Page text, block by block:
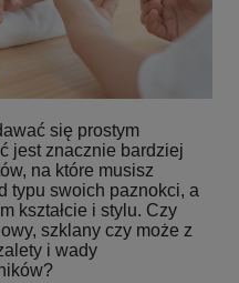
się prostym
jest znacznie bardziej
na które musisz
typu swoich paznokci, a
kształcie i stylu. Czy
szklany czy może z
i wady